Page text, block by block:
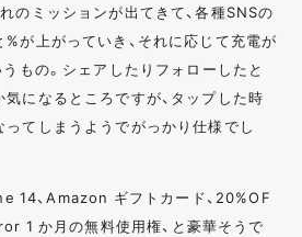
のミッションが出てきて、各種SNSの
が上がっていき、それに応じて充電が
もの。シェアしたりフォローしたと
になるところですが、タップした時
てしまうようでがっかり仕様でし
14、Amazon ギフトカード、20%OF
1 か月の無料使用権、と豪華そうで